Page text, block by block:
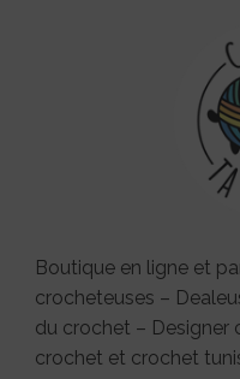
Boutique en ligne et
crocheteuses –
du crochet – Designer
crochet et crochet